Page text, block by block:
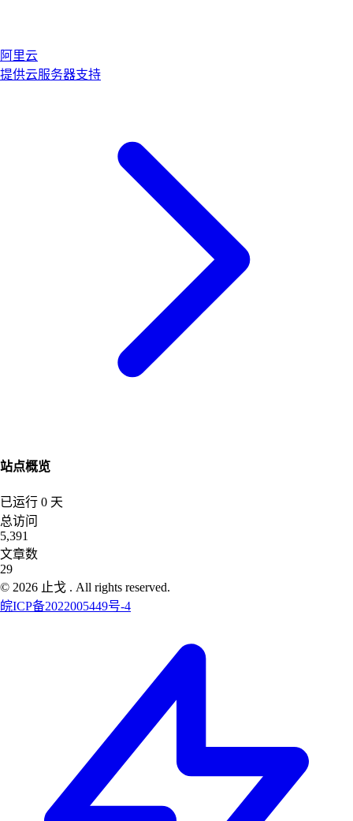
阿里云
提供云服务器支持
站点概览
已运行 0 天
总访问
5,391
文章数
29
© 2026 止戈 . All rights reserved.
皖ICP备2022005449号-4